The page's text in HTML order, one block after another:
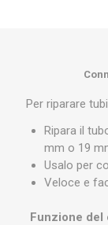
Per riparare
Ripara il
mm o 19
Usalo per
Veloce e
Funzione del